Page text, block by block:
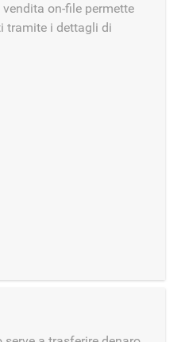
on-file permette
tramite i dettagli di